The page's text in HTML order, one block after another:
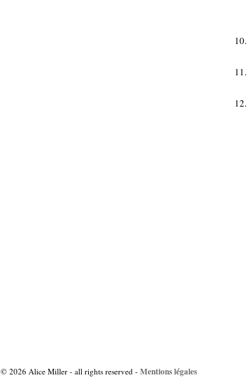
© 2026 Alice Miller - all rights reserved -Mentions légales